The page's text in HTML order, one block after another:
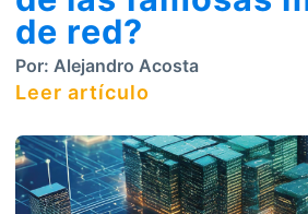
de red?
Por: Alejandro Acosta
Leer artículo